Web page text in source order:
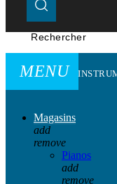
Rechercher
MENU
Magasins
add
remove
Pianos
add
remove